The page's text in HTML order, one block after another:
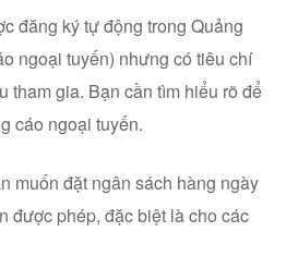
đăng ký tự động trong Quảng
ngoại tuyến) nhưng có tiêu chí
tham gia. Bạn cần tìm hiểu rõ để
cáo ngoại tuyến.
muốn đặt ngân sách hàng ngày
được phép, đặc biệt là cho các